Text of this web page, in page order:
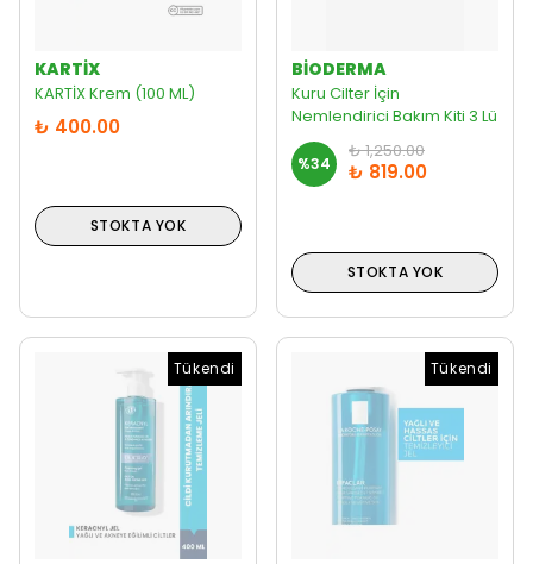
KARTIX
KARTİX Krem (100 ML)
₺ 400.00
STOKTA YOK
BIODERMA
Kuru Cilter İçin
Nemlendirici Bakım Kiti 3 Lü
%34
₺ 1,250.00
₺ 819.00
STOKTA YOK
Tükendi Tükendi